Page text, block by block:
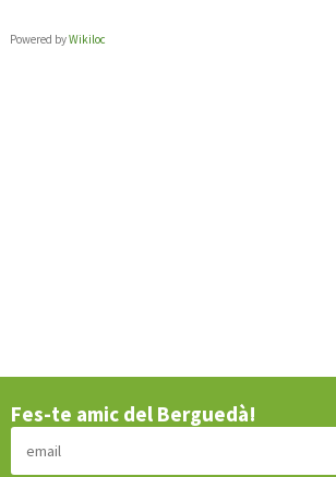
Powered byWikiloc
Fes-te amic del Berguedà!